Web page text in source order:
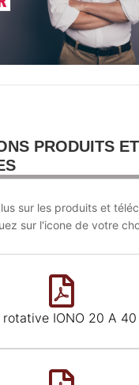
PRODUITS
sur les produits et
sur l'icone de votre
rotative IONO 20 A 40